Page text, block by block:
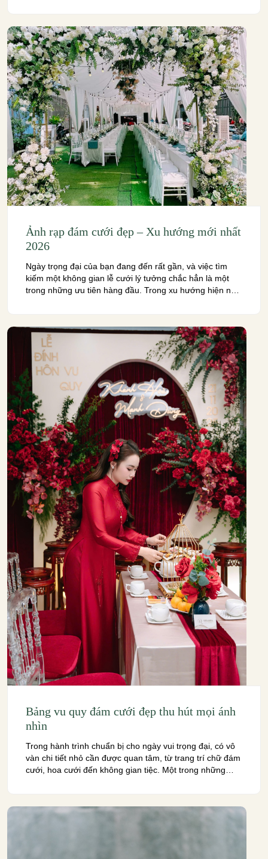
Ảnh rạp đám cưới đẹp – Xu hướng mới nhất
2026
Ngày trọng đại của bạn đang đến rất gần, và việc tìm
kiếm một không gian lễ cưới lý tưởng chắc hẳn là một
trong những ưu tiên hàng đầu. Trong xu hướng hiện nay,
Bảng vu quy đám cưới đẹp thu hút mọi ánh
nhìn
Trong hành trình chuẩn bị cho ngày vui trọng đại, có vô
vàn chi tiết nhỏ cần được quan tâm, từ trang trí chữ đám
cưới, hoa cưới đến không gian tiệc. Một trong những